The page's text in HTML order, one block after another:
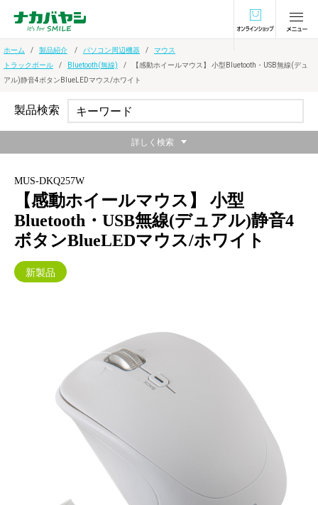
オンラインショ
ホーム 製品紹介 パソコン周辺機器
マウス
トラックボール
Bluetooth(無線)
【感動ホイールマウス】 小型Bluetooth・USB無線(デュ
アル)静音4ボタンBlueLEDマウス/ホワイト
MUS-DKQ257W
【感動ホイールマウス】 小型
Bluetooth・USB無線(デュアル)静音4
ボタンBlueLEDマウス/ホワイト
新製品
画面スクロール超絶快適。感動ホイールマウス。
メーカー希望小売価格：
面倒な画面スクロールを感動体験へ。【感動ホイール】搭載。左
右どちらでも使える対称形状。
製品検索
詳しく検索